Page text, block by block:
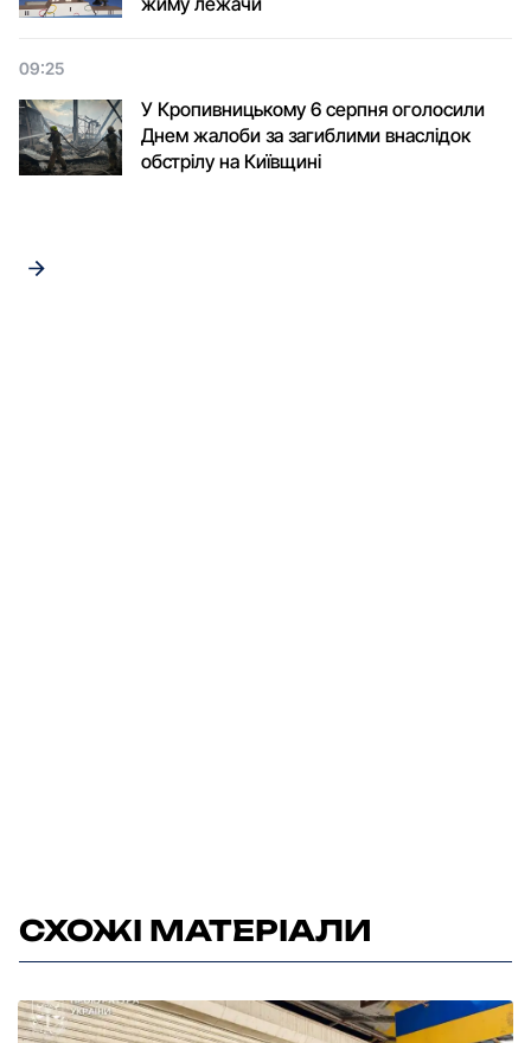
09:25
У Кропивницькому 6 серпня оголосили
Днем жалоби за загиблими внаслідок
обстрілу на Київщині
СХОЖІ МАТЕРІАЛИ